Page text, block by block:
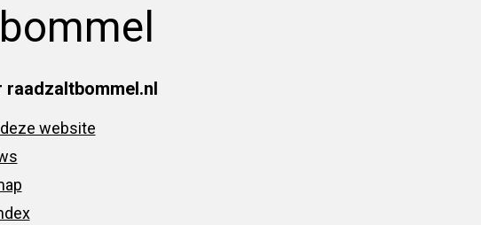
raadzaltbommel.nl
website